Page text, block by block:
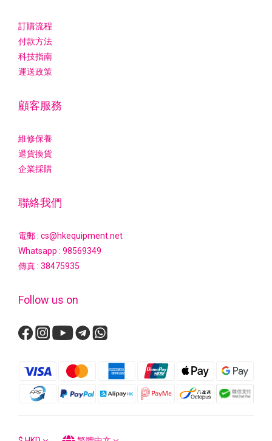
訂購流程
付款方法
科技指南
運送政策
顧客服務
維修保養
退貨換貨
企業採購
聯絡我們
電郵 : cs@hkequipment.net
Whatsapp : 98569349
傳真 : 38475935
Follow us on